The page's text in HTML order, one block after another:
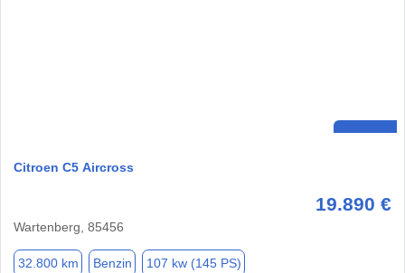
Citroen C5 Aircross
19.890 €
Wartenberg, 85456
32.800 km Benzin 107 kw (145 PS)